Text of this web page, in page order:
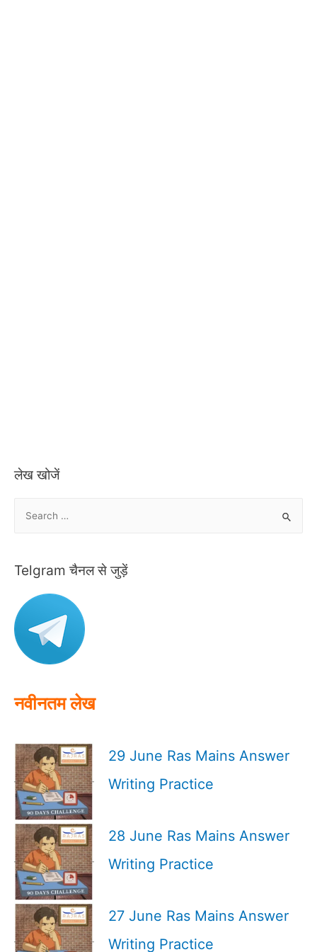
लेख खोजें
r
f
o
Telgram चैनल से जुड़ें
नवीनतम लेख
29 June Ras Mains Answer
Writing Practice
28 June Ras Mains Answer
Writing Practice
27 June Ras Mains Answer
Writing Practice